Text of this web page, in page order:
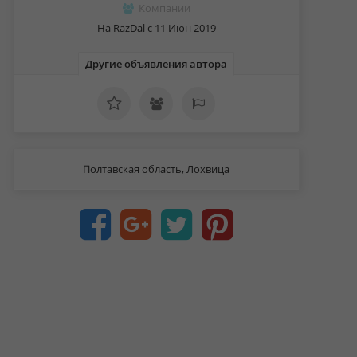
Компании
На RazDal c 11 Июн 2019
Другие объявления автора
Полтавская область, Лохвица